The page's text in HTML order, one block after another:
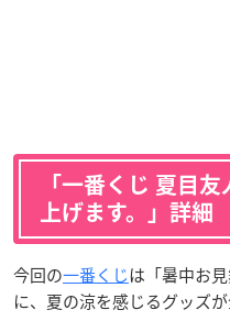
「一番くじ 夏目
上げます。」詳細
今回の一番くじは「暑中お
に、夏の涼を感じるグッズ